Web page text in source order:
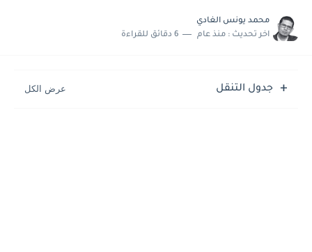
محمد يونس الغادي
اخر تحديث : منذ عام 6 دقائق للقراءة
جدول التنقل